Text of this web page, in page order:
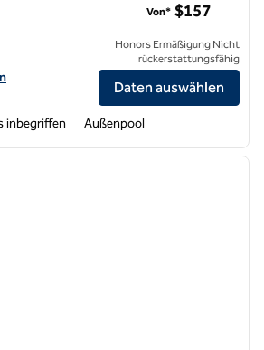
Suites by Hilton Irvine Spectrum Lake
Von* $157
Honors Ermäßigung Nicht
rückerstattungsfähig
Daten auswählen
inbegriffen Außenpool